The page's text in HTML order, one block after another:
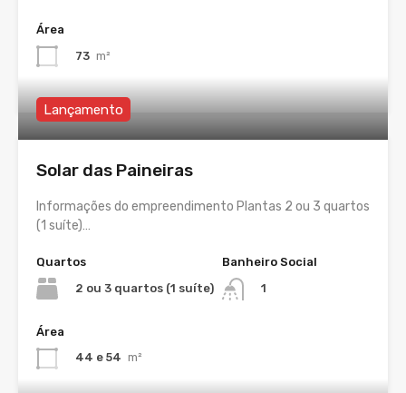
Área
73 m²
Lançamento
Solar das Paineiras
Informações do empreendimento Plantas 2 ou 3 quartos
(1 suíte)…
Quartos
2 ou 3 quartos (1 suíte)
Banheiro Social
1
Área
44 e 54 m²